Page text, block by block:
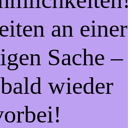
an einer
Sache –
wieder